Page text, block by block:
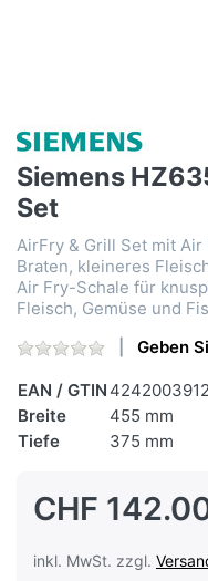
Siemens
Set
AirFry & Grill Set mit
Braten, kleineres
Air Fry-Schale für
Fleisch, Gemüse und
Geben
EAN / GTIN
Breite
455 mm
Tiefe
375 mm
CHF
inkl. MwSt. zzgl.